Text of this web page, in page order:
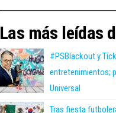
Las más leídas
#PSBlackout y
entretenimientos;
Universal
Tras fiesta